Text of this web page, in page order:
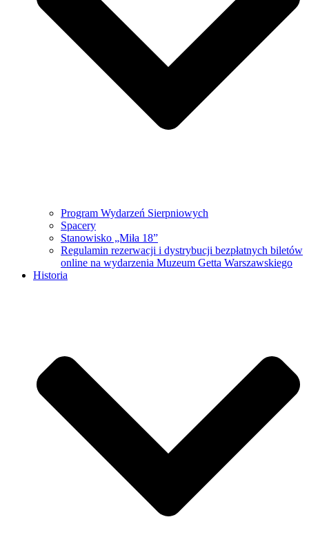
Program Wydarzeń Sierpniowych
Spacery
Stanowisko „Miła 18”
Regulamin rezerwacji i dystrybucji bezpłatnych biletów
online na wydarzenia Muzeum Getta Warszawskiego
Historia